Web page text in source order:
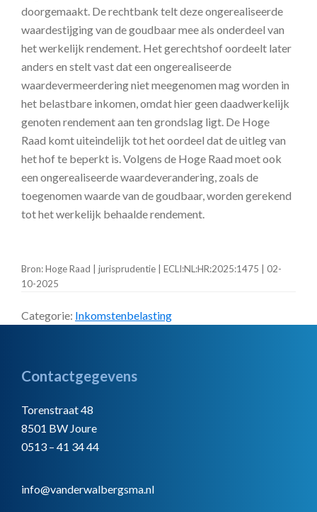
doorgemaakt. De rechtbank telt deze ongerealiseerde
waardestijging van de goudbaar mee als onderdeel van
het werkelijk rendement. Het gerechtshof oordeelt later
anders en stelt vast dat een ongerealiseerde
waardevermeerdering niet meegenomen mag worden in
het belastbare inkomen, omdat hier geen daadwerkelijk
genoten rendement aan ten grondslag ligt. De Hoge
Raad komt uiteindelijk tot het oordeel dat de uitleg van
het hof te beperkt is. Volgens de Hoge Raad moet ook
een ongerealiseerde waardeverandering, zoals de
toegenomen waarde van de goudbaar, worden gerekend
tot het werkelijk behaalde rendement.
Bron: Hoge Raad | jurisprudentie | ECLI:NL:HR:2025:1475 | 02-
10-2025
Categorie: Inkomstenbelasting
Footer
Contactgegevens
Torenstraat 48
8501 BW Joure
0513 – 41 34 44
info@vanderwalbergsma.nl